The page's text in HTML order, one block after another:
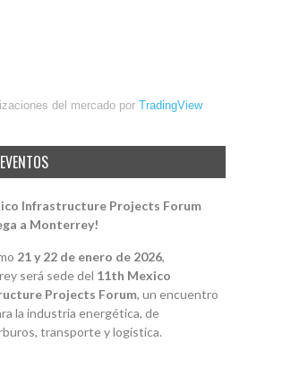
del mercado por TradingView
EVENTOS
Infrastructure Projects Forum
a Monterrey!
21 y 22 de enero de 2026,
será sede del 11th Mexico
Projects Forum, un encuentro
la industria energética, de
transporte y logística.